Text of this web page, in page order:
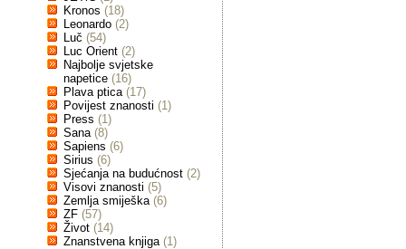
Kronos (18)
Leonardo (2)
Luč (54)
Luc Orient (2)
Najbolje svjetske
napetice (16)
Plava ptica (17)
Povijest znanosti (1)
Press (1)
Sana (8)
Sapiens (6)
Sirius (6)
Sjećanja na budućnost (2)
Visovi znanosti (5)
Zemlja smiješka (6)
ZF (57)
Život (14)
Znanstvena knjiga (1)